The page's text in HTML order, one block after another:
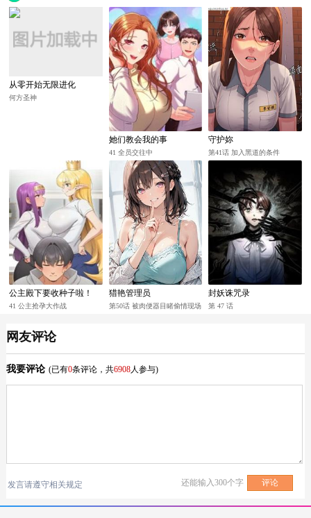
从零开始无限进化
何方圣神
她们教会我的事
41 全员交往中
守护妳
第41话 加入黑道的条件
公主殿下要收种子啦！
41 公主抢孕大作战
猎艳管理员
第50话 被肉便器目睹偷情现场
封妖诛咒录
第 47 话
网友评论
我要评论 (已有0条评论，共6908人参与)
发言请遵守相关规定 还能输入300个字